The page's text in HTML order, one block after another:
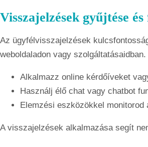
Visszajelzések gyűjtése és
Az ügyfélvisszajelzések
weboldaladon vagy szolgáltatásaidban.
Alkalmazz online kérdőíveket
Használj élő chat vagy chatbot
Elemzési eszközökkel
A visszajelzések alkalmazása segít